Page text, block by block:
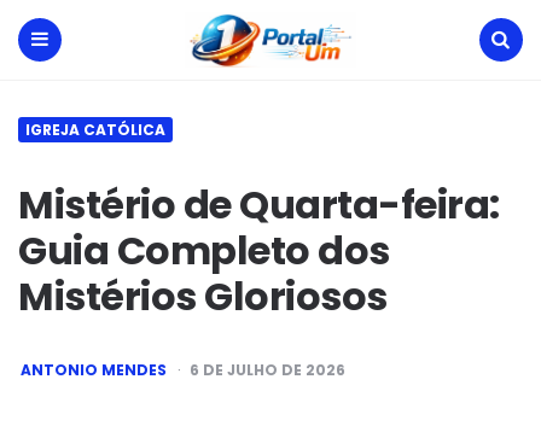
IGREJA CATÓLICA
Mistério de Quarta-feira:
Guia Completo dos
Mistérios Gloriosos
POSTED
BY
ANTONIO MENDES 6 DE JULHO DE 2026